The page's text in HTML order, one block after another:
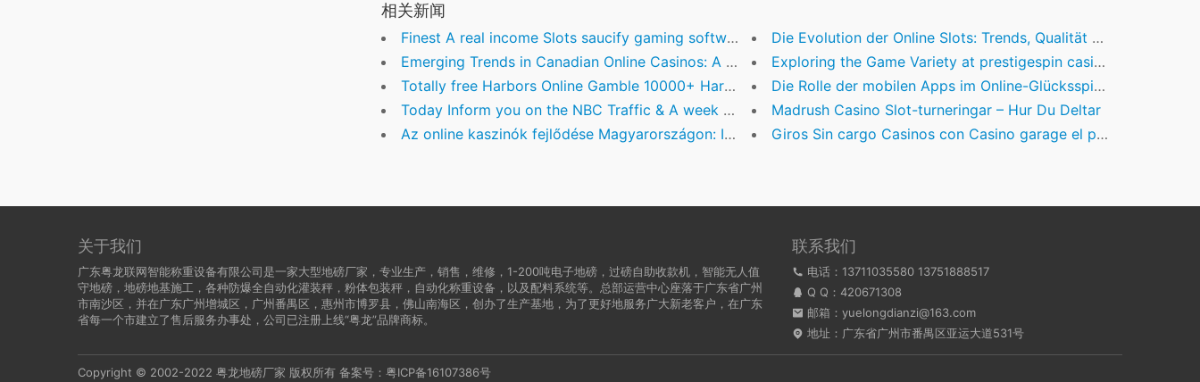
相关新闻
Finest A real income Slots saucify gaming software Usa 2026 Online slots games from the Finest Casinos
Die Evolution der Online Slots: Trends, Qualität und Spielvielfalt im Fokus
Emerging Trends in Canadian Online Casinos: A Deep Dive into Instant Play Platforms
Exploring the Game Variety at prestigespin casino
Totally free Harbors Online Gamble 10000+ Harbors For free
Die Rolle der mobilen Apps im Online-Glücksspiel: Ein Blick auf die Nutzererfahrung und Marktentwicklung
Today Inform you on the NBC Traffic & A week Episode Schedule 2026
Madrush Casino Slot-turneringar – Hur Du Deltar
Az online kaszinók fejlődése Magyarországon: Innovációk és Trendek
Giros Sin cargo Casinos con Casino garage el pasar del tiempo Bonos sobre Tiradas Regalado acerca de 2026
关于我们
广东粤龙联网智能称重设备有限公司是一家大型地磅厂家，专业生产，销售，维修，1-200吨电子地磅，过磅自助收款机，智能无人值
守地磅，地磅地基施工，各种防爆全自动化灌装秤，粉体包装秤，自动化称重设备，以及配料系统等。总部运营中心座落于广东省广州
市南沙区，并在广东广州增城区，广州番禺区，惠州市博罗县，佛山南海区，创办了生产基地，为了更好地服务广大新老客户，在广东
省每一个市建立了售后服务办事处，公司已注册上线“粤龙”品牌商标。
联系我们
电话：13711035580 13751888517
Q Q： 420671308
邮箱：yuelongdianzi@163.com
地址：广东省广州市番禺区亚运大道531号
Copyright © 2002-2022 粤龙地磅厂家 版权所有 备案号： 粤ICP备16107386号